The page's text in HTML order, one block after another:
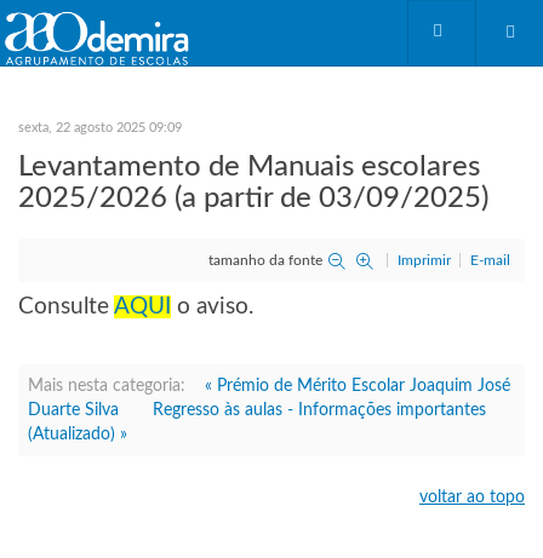
sexta, 22 agosto 2025 09:09
Levantamento de Manuais escolares
2025/2026 (a partir de 03/09/2025)
tamanho da fonte Imprimir E-mail
Consulte AQUI o aviso.
Mais nesta categoria:
« Prémio de Mérito Escolar Joaquim José
Duarte Silva
Regresso às aulas - Informações importantes
(Atualizado) »
voltar ao topo